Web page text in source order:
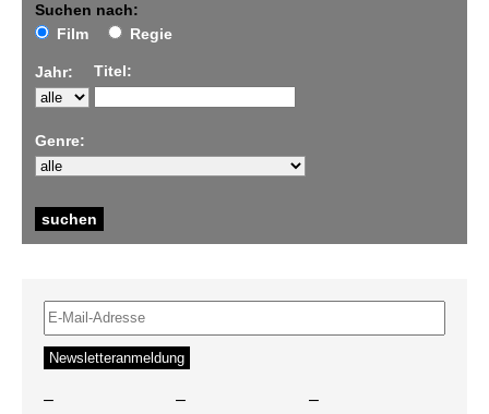
Suchen nach:
Film
Regie
Jahr: Titel:
Genre:
– – –